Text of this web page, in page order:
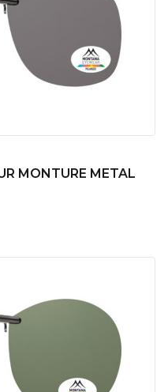
MONTURE METAL